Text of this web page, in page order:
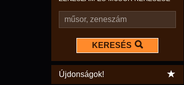
KERESÉS
Újdonságok!